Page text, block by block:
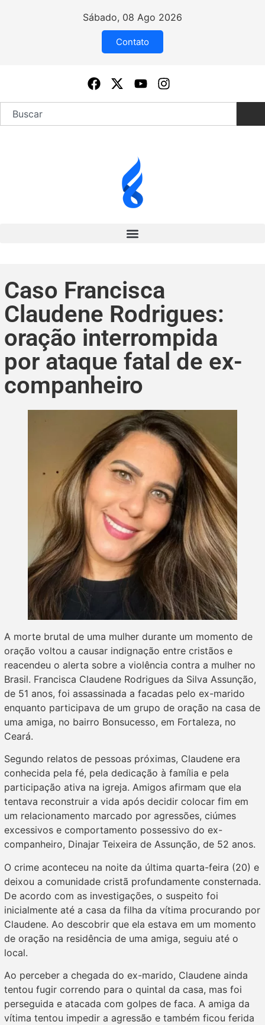
Sábado, 08 Ago 2026
Contato
Caso Francisca
Claudene Rodrigues:
oração interrompida
por ataque fatal de ex-
companheiro
A morte brutal de uma mulher durante um momento de
oração voltou a causar indignação entre cristãos e
reacendeu o alerta sobre a violência contra a mulher no
Brasil. Francisca Claudene Rodrigues da Silva Assunção,
de 51 anos, foi assassinada a facadas pelo ex-marido
enquanto participava de um grupo de oração na casa de
uma amiga, no bairro Bonsucesso, em Fortaleza, no
Ceará.
Segundo relatos de pessoas próximas, Claudene era
conhecida pela fé, pela dedicação à família e pela
participação ativa na igreja. Amigos afirmam que ela
tentava reconstruir a vida após decidir colocar fim em
um relacionamento marcado por agressões, ciúmes
excessivos e comportamento possessivo do ex-
companheiro, Dinajar Teixeira de Assunção, de 52 anos.
O crime aconteceu na noite da última quarta-feira (20) e
deixou a comunidade cristã profundamente consternada.
De acordo com as investigações, o suspeito foi
inicialmente até a casa da filha da vítima procurando por
Claudene. Ao descobrir que ela estava em um momento
de oração na residência de uma amiga, seguiu até o
local.
Ao perceber a chegada do ex-marido, Claudene ainda
tentou fugir correndo para o quintal da casa, mas foi
perseguida e atacada com golpes de faca. A amiga da
vítima tentou impedir a agressão e também ficou ferida